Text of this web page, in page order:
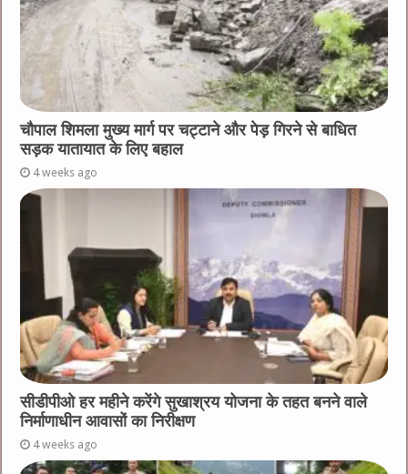
चौपाल शिमला मुख्य मार्ग पर चट्टाने और पेड़ गिरने से बाधित
सड़क यातायात के लिए बहाल
4 weeks ago
सीडीपीओ हर महीने करेंगे सुखाश्रय योजना के तहत बनने वाले
निर्माणाधीन आवासों का निरीक्षण
4 weeks ago